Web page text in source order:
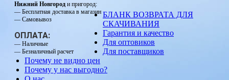
Нижний Новгород и пригород:
— Бесплатная доставка в магазин
— Самовывоз
ОПЛАТА:
— Наличные
— Безналичный расчет
БЛАНК ВОЗВРАТА ДЛЯ
СКАЧИВАНИЯ
Гарантия и качество
Для оптовиков
Для поставщиков
Почему не видно цен
Почему у нас выгодно?